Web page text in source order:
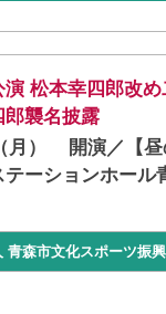
松本幸四郎改
郎襲名披露
）
開演／【
ーションホール
青森市文化スポーツ振